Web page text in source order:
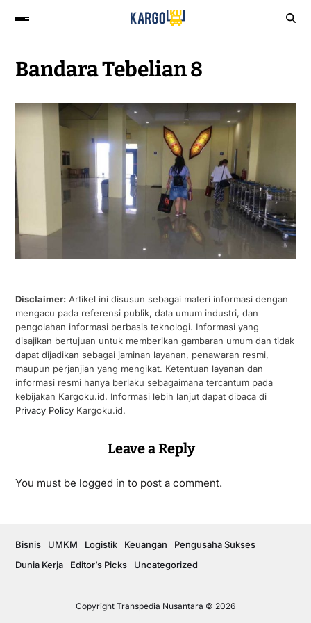
Bandara Tebelian 8
Disclaimer:Artikel ini disusun sebagai materi informasi dengan
mengacu pada referensi publik, data umum industri, dan
pengolahan informasi berbasis teknologi. Informasi yang
disajikan bertujuan untuk memberikan gambaran umum dan tidak
dapat dijadikan sebagai jaminan layanan, penawaran resmi,
maupun perjanjian yang mengikat. Ketentuan layanan dan
informasi resmi hanya berlaku sebagaimana tercantum pada
kebijakan Kargoku.id. Informasi lebih lanjut dapat dibaca di
Privacy PolicyKargoku.id.
Leave a Reply
You must be logged in to post a comment.
Copyright Transpedia Nusantara © 2026
Bisnis UMKM Logistik Keuangan
Pengusaha Sukses
Dunia Kerja
Editor’s Picks Uncategorized